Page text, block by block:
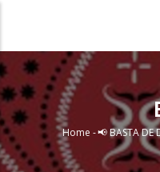
main
content
Home -📢 BASTA DE